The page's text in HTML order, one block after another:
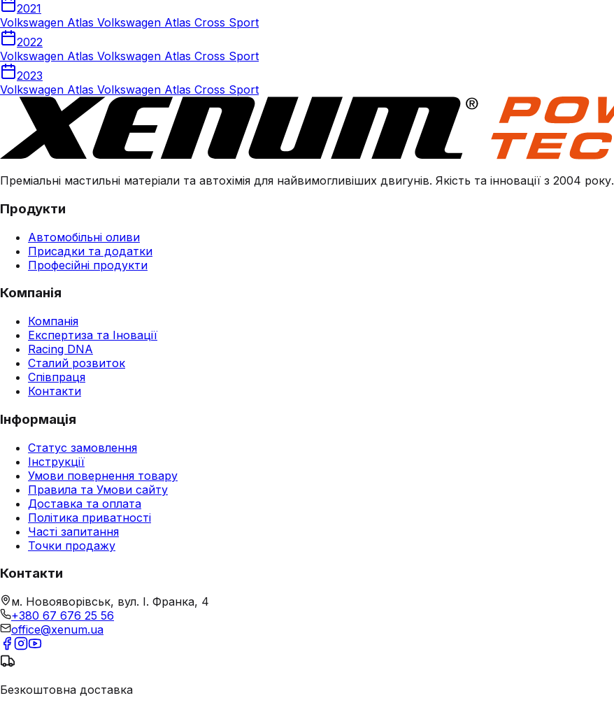
2021
Volkswagen Atlas Volkswagen Atlas Cross Sport
2022
Volkswagen Atlas Volkswagen Atlas Cross Sport
2023
Volkswagen Atlas Volkswagen Atlas Cross Sport
Преміальні мастильні матеріали та автохімія для найвимогливіших двигунів. Якість та інновації з 2004 року.
Продукти
Автомобільні оливи
Присадки та додатки
Професійні продукти
Компанія
Компанія
Експертиза та Іновації
Racing DNA
Сталий розвиток
Співпраця
Контакти
Інформація
Статус замовлення
Інструкції
Умови повернення товару
Правила та Умови сайту
Доставка та оплата
Політика приватності
Часті запитання
Точки продажу
Контакти
м. Новояворівськ, вул. І. Франка, 4
+380 67 676 25 56
office@xenum.ua
Безкоштовна доставка